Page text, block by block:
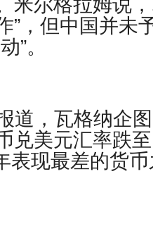
米尔格拉姆说
”，但中国并未
”。
道，瓦格纳企
兑美元汇率跌
表现最差的货